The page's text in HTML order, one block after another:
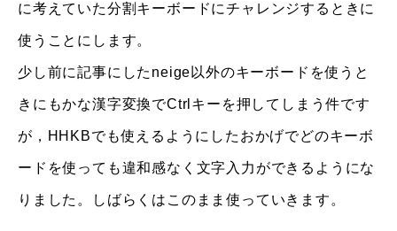
に考えていた分割キーボードにチャレンジするときに
使うことにします。
少し前に記事にしたneige以外のキーボードを使うと
きにもかな漢字変換でCtrlキーを押してしまう件です
が，HHKBでも使えるようにしたおかげでどのキーボ
ードを使っても違和感なく文字入力ができるようにな
りました。しばらくはこのまま使っていきます。